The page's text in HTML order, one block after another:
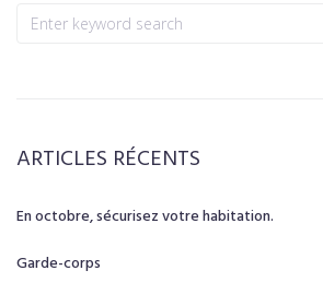
ARTICLES RÉCENTS
En octobre, sécurisez votre habitation.
Garde-corps